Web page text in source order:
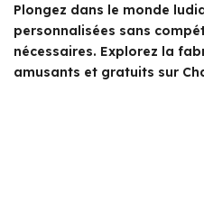
Plongez dans le monde
personnalisées sans
nécessaires. Explorez la
amusants et gratuits sur